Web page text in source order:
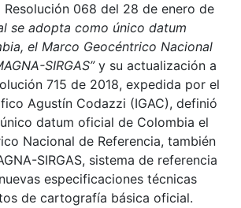
Resolución 068 del 28 de enero de
se adopta como único datum
el Marco Geocéntrico Nacional
SIRGAS” y su actualización a
715 de 2018, expedida por el
Agustín Codazzi (IGAC), definió
datum oficial de Colombia el
Nacional de Referencia, también
SIRGAS, sistema de referencia
especificaciones técnicas
de cartografía básica oficial.